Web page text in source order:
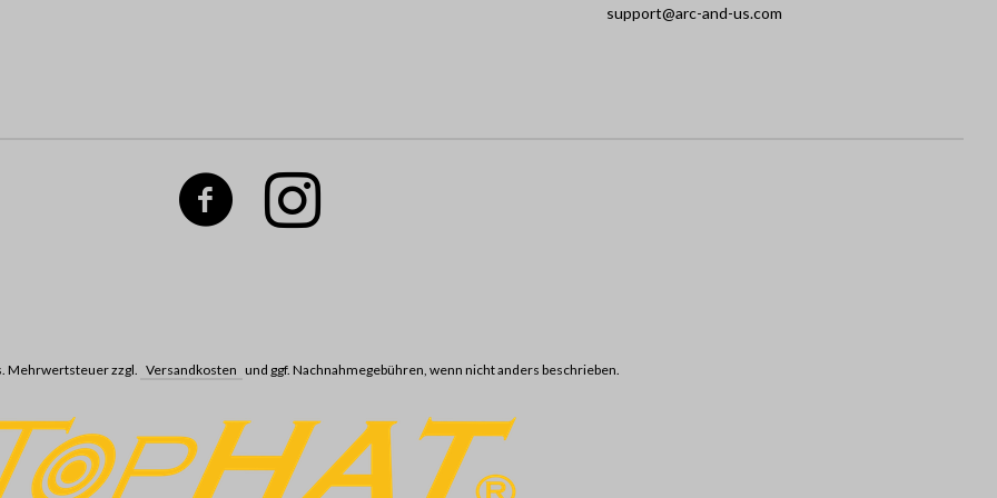
support@arc-and-us.com
Mehrwertsteuer zzgl. Versandkosten und ggf. Nachnahmegebühren, wenn nicht anders beschrieben.